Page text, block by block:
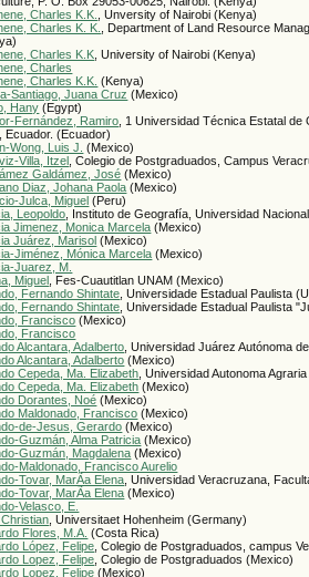
Charles K.K.
, Unversity of Nairobi (Kenya)
Charles K. K.
, Department of Land Resource
Charles K.K , University of Nairobi (Kenya)
Charles
Charles K.K. (Kenya)
Santiago, Juana Cruz (Mexico)
Hany (Egypt)
Fernández, Ramiro , 1 Universidad Técnica Estatal
Ecuador. (Ecuador)
Wong, Luis J. (Mexico)
Villa, Itzel
, Colegio de Postgraduados, Campus
Galdámez, José (Mexico)
Diaz, Johana Paola (Mexico)
Julca, Miguel (Peru)
Leopoldo , Instituto de Geografía, Universidad
Jimenez, Monica Marcela (Mexico)
Juárez, Marisol (Mexico)
Jiménez, Mónica Marcela (Mexico)
Juarez, M.
Miguel
, Fes-Cuautitlan UNAM (Mexico)
Fernando Shintate , Universidade Estadual Paulista
Fernando Shintate , Universidade Estadual Paulista
Francisco (Mexico)
Francisco
Alcantara, Adalberto , Universidad Juárez Autónoma
Alcantara, Adalberto (Mexico)
Cepeda, Ma. Elizabeth , Universidad Autonoma
Cepeda, Ma. Elizabeth (Mexico)
Dorantes, Noé (Mexico)
Maldonado, Francisco (Mexico)
de-Jesus, Gerardo (Mexico)
Guzmán, Alma Patricia (Mexico)
Guzmán, Magdalena (Mexico)
Maldonado, Francisco Aurelio
Tovar, MarÃ­a Elena , Universidad Veracruzana,
Tovar, MarÃ­a Elena (Mexico)
Velasco, E.
, Universitaet Hohenheim (Germany)
Flores, M.A. (Costa Rica)
López, Felipe , Colegio de Postgraduados, campus
Lopez, Felipe , Colegio de Postgraduados (Mexico)
Lopez, Felipe (Mexico)